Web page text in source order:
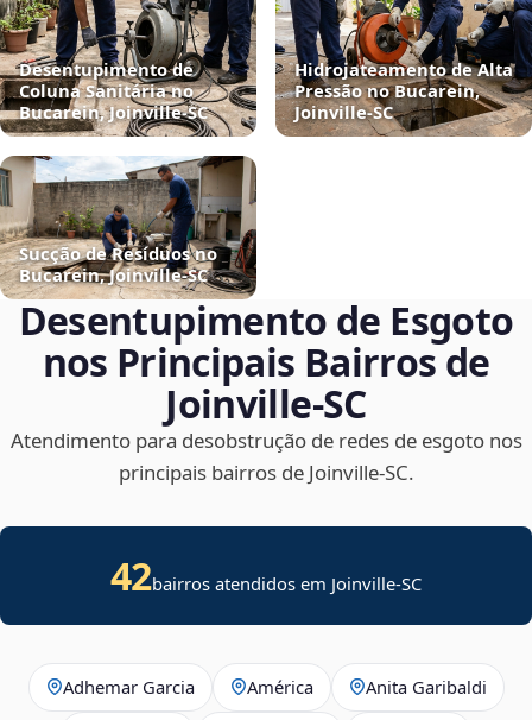
Desentupimento de
Coluna Sanitária no
Bucarein, Joinville‑SC
Hidrojateamento de Alta
Pressão no Bucarein,
Joinville‑SC
Sucção de Resíduos no
Bucarein, Joinville‑SC
Desentupimento de Esgoto
nos Principais Bairros de
Joinville‑SC
Atendimento para desobstrução de redes de esgoto nos
principais bairros de Joinville‑SC.
42bairros atendidos em Joinville-SC
Adhemar Garcia América Anita Garibaldi